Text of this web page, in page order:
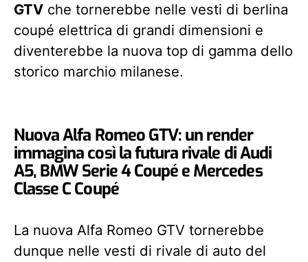
GTV che tornerebbe nelle vesti di berlina
coupé elettrica di grandi dimensioni e
diventerebbe la nuova top di gamma dello
storico marchio milanese.
Nuova Alfa Romeo GTV: un render
immagina così la futura rivale di Audi
A5, BMW Serie 4 Coupé e Mercedes
Classe C Coupé
La nuova Alfa Romeo GTV tornerebbe
dunque nelle vesti di rivale di auto del